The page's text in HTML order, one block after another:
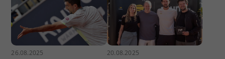
26.08.2025 20.08.2025